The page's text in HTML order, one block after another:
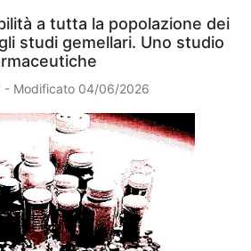
a tutta la popolazione dei
studi gemellari. Uno studio
- Modificato 04/06/2026